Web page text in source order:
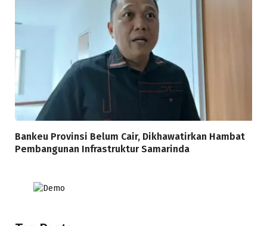
Bankeu Provinsi Belum Cair, Dikhawatirkan Hambat
Pembangunan Infrastruktur Samarinda